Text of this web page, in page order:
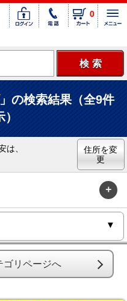
0
の検索結果（全9件
は、
住所を変
更
ゴリページへ